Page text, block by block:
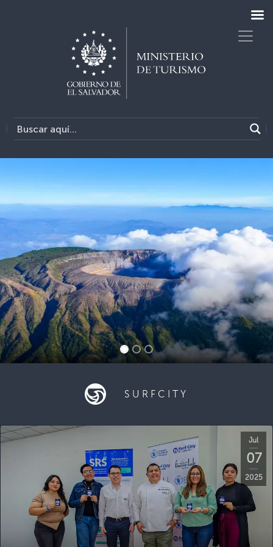
SURFCITY
Jul
07
2025